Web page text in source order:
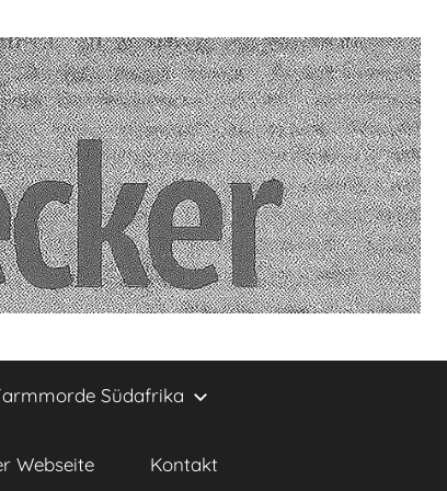
Südafrika
Webseite Kontakt